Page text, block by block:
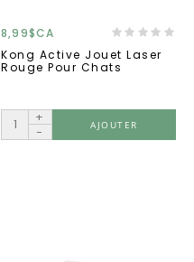
8,99$CA
Kong Active Jouet Laser
Rouge Pour Chats
+
-
AJOUTER